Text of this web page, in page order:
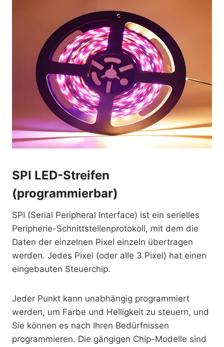
SPI LED-Streifen
(programmierbar)
SPI (Serial Peripheral Interface) ist ein serielles
Peripherie-Schnittstellenprotokoll, mit dem die
Daten der einzelnen Pixel einzeln übertragen
werden. Jedes Pixel (oder alle 3 Pixel) hat einen
eingebauten Steuerchip.
Jeder Punkt kann unabhängig programmiert
werden, um Farbe und Helligkeit zu steuern, und
Sie können es nach Ihren Bedürfnissen
programmieren. Die gängigen Chip-Modelle sind